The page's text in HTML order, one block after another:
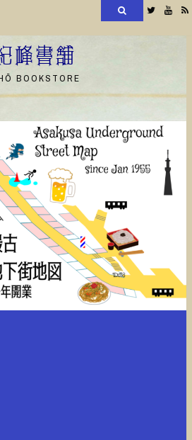
Twitter
峰書舗
BOOKSTORE